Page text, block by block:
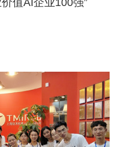
值AI企业100强”